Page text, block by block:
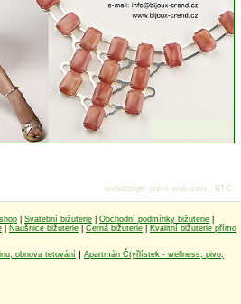
Svatební bižuterie Obchodní podmínky bižuterie
Naušnice bižuterie Černá bižuterie
Kvalitní bižuterie přímo
obnova tetování
Apartmán Čtyřlístek - wellness, pivo,
webdesign: jezek-web.com , BTC